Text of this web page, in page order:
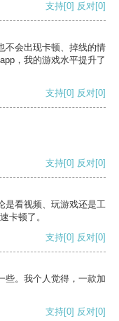
支持[0] 反对[0]
不会出现卡顿、掉线的情
，我的游戏水平提升了
支持[0] 反对[0]
支持[0] 反对[0]
是看视频、玩游戏还是工
卡顿了。
支持[0] 反对[0]
些。我个人觉得，一款加
支持[0] 反对[0]